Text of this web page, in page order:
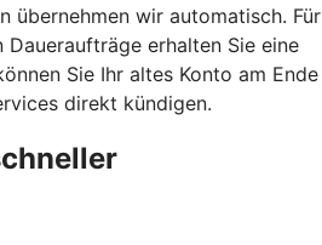
übernehmen wir automatisch. Für
Daueraufträge erhalten Sie eine
Sie Ihr altes Konto am Ende
direkt kündigen.